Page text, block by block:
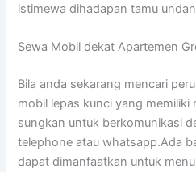
istimewa dihadapan tamu
Sewa Mobil dekat Apartemen
Bila anda sekarang mencari
mobil lepas kunci yang memiliki
sungkan untuk berkomunikasi
telephone atau whatsapp.Ada
dapat dimanfaatkan untuk